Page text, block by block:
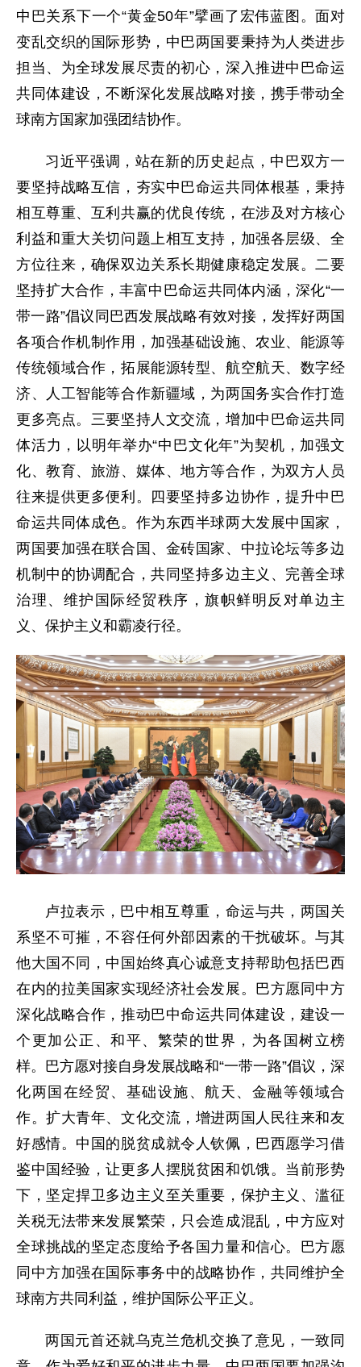
中巴关系下一个“黄金50年”擘画了宏伟蓝图。面对
变乱交织的国际形势，中巴两国要秉持为人类进步
担当、为全球发展尽责的初心，深入推进中巴命运
共同体建设，不断深化发展战略对接，携手带动全
球南方国家加强团结协作。
习近平强调，站在新的历史起点，中巴双方一
要坚持战略互信，夯实中巴命运共同体根基，秉持
相互尊重、互利共赢的优良传统，在涉及对方核心
利益和重大关切问题上相互支持，加强各层级、全
方位往来，确保双边关系长期健康稳定发展。二要
坚持扩大合作，丰富中巴命运共同体内涵，深化“一
带一路”倡议同巴西发展战略有效对接，发挥好两国
各项合作机制作用，加强基础设施、农业、能源等
传统领域合作，拓展能源转型、航空航天、数字经
济、人工智能等合作新疆域，为两国务实合作打造
更多亮点。三要坚持人文交流，增加中巴命运共同
体活力，以明年举办“中巴文化年”为契机，加强文
化、教育、旅游、媒体、地方等合作，为双方人员
往来提供更多便利。四要坚持多边协作，提升中巴
命运共同体成色。作为东西半球两大发展中国家，
两国要加强在联合国、金砖国家、中拉论坛等多边
机制中的协调配合，共同坚持多边主义、完善全球
治理、维护国际经贸秩序，旗帜鲜明反对单边主
义、保护主义和霸凌行径。
卢拉表示，巴中相互尊重，命运与共，两国关
系坚不可摧，不容任何外部因素的干扰破坏。与其
他大国不同，中国始终真心诚意支持帮助包括巴西
在内的拉美国家实现经济社会发展。巴方愿同中方
深化战略合作，推动巴中命运共同体建设，建设一
个更加公正、和平、繁荣的世界，为各国树立榜
样。巴方愿对接自身发展战略和“一带一路”倡议，深
化两国在经贸、基础设施、航天、金融等领域合
作。扩大青年、文化交流，增进两国人民往来和友
好感情。中国的脱贫成就令人钦佩，巴西愿学习借
鉴中国经验，让更多人摆脱贫困和饥饿。当前形势
下，坚定捍卫多边主义至关重要，保护主义、滥征
关税无法带来发展繁荣，只会造成混乱，中方应对
全球挑战的坚定态度给予各国力量和信心。巴方愿
同中方加强在国际事务中的战略协作，共同维护全
球南方共同利益，维护国际公平正义。
两国元首还就乌克兰危机交换了意见，一致同